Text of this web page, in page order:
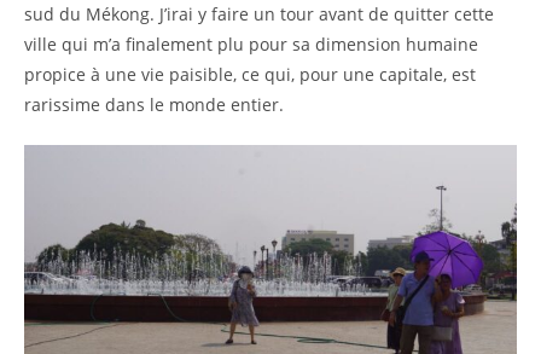
sud du Mékong. J’irai y faire un tour avant de quitter cette
ville qui m’a finalement plu pour sa dimension humaine
propice à une vie paisible, ce qui, pour une capitale, est
rarissime dans le monde entier.